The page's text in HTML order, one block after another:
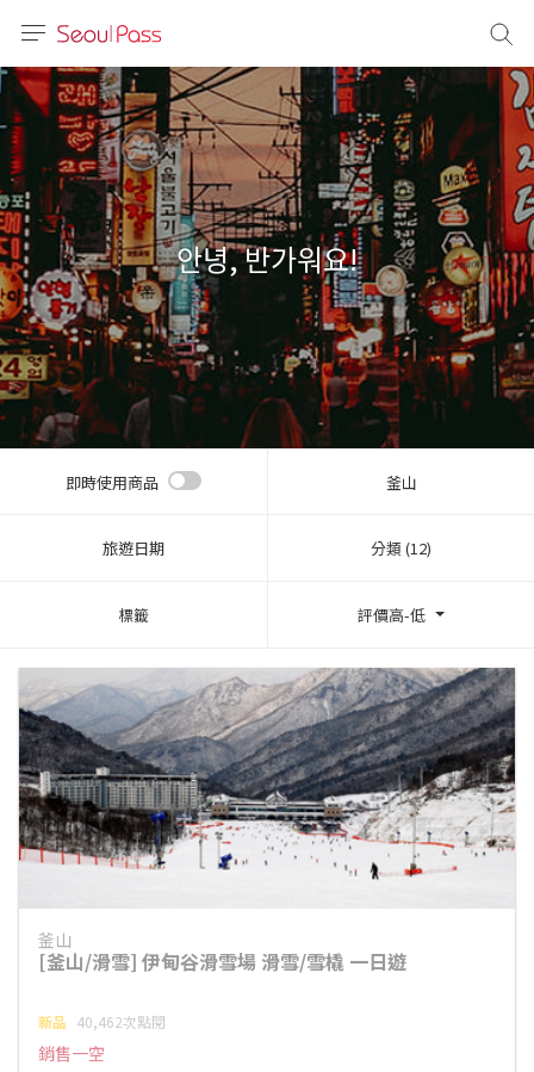
体)
文 (台灣)
안녕, 반가워요!
即時使用商品 釜山
旅遊日期 分類 (12)
標籤 評價高-低
釜山
[釜山/滑雪] 伊甸谷滑雪場 滑雪/雪橇 一日遊
新品 40,462次點閱
銷售一空